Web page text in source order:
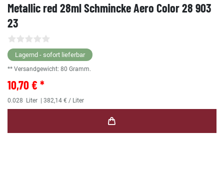
Metallic red 28ml Schmincke Aero Color 28 903
23
Lagernd - sofort lieferbar
** Versandgewicht: 80 Gramm.
10,70 € *
0.028 Liter | 382,14 € / Liter